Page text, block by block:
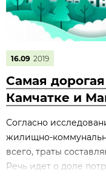
16.09 2019
Самая
Камчатке и
Согласно
жилищно-
всего, траты
Речь идет о доле